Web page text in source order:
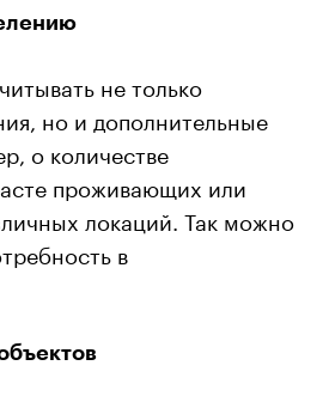
не только
но и дополнительные
о количестве
проживающих или
локаций. Так можно
в